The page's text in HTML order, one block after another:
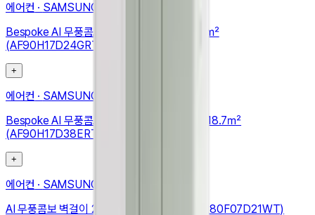
에어컨 · SAMSUNG
Bespoke AI 무풍콤보 갤러리 프로 56.9/18.7㎡
(AF90H17D24GRT)
+
에어컨 · SAMSUNG
Bespoke AI 무풍콤보 갤러리 프로 청정 56.9/18.7㎡
(AF90H17D38ERT)
+
에어컨 · SAMSUNG
AI 무풍콤보 벽걸이 24.4㎡ (리모컨 포함) (AR80F07D21WT)